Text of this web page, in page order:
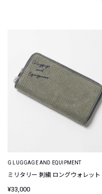
G LUGGAGE AND EQUIPMENT
ミリタリー 刺繍 ロングウォレット
¥33,000